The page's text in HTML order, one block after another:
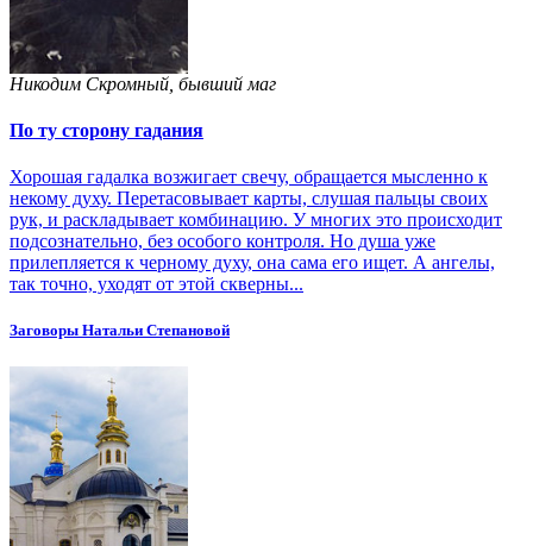
Никодим Скромный, бывший маг
По ту сторону гадания
Хорошая гадалка возжигает свечу, обращается мысленно к
некому духу. Перетасовывает карты, слушая пальцы своих
рук, и раскладывает комбинацию. У многих это происходит
подсознательно, без особого контроля. Но душа уже
прилепляется к черному духу, она сама его ищет. А ангелы,
так точно, уходят от этой скверны...
Заговоры Натальи Степановой